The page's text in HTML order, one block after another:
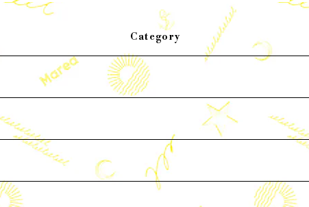
Category